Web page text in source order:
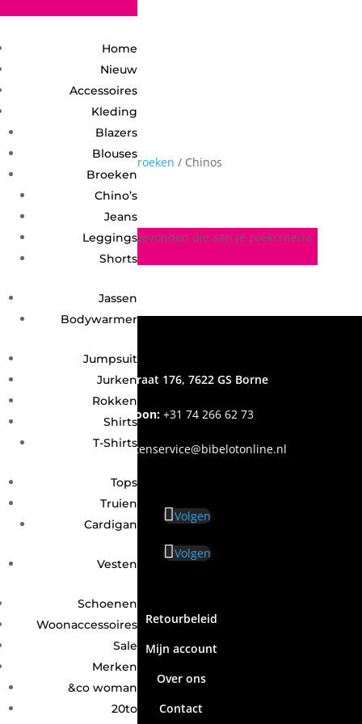
Home
Nieuw
Accessoires
Kleding
Blazers
Blouses
Broeken
Chino’s
Jeans
Leggings
Shorts
Jassen
Bodywarmer
Jumpsuit
Jurken
Rokken
Shirts
T-Shirts
Tops
Truien
Cardigan
Vesten
Schoenen
Woonaccessoires
Sale
Merken
&co woman
20to
Kleding/Broeken / Chinos
Chinos
Geen producten gevonden die aan je zoekcriteria
Grotestraat 176, 7622 GS Borne
Telefoon: +31 74 266 62 73
Email:klantenservice@bibelotonline.nl
Volgen
Volgen
Retourbeleid
Mijn account
Over ons
Contact